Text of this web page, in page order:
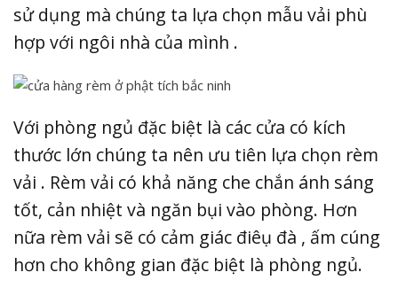
sử dụng mà chúng ta lựa chọn mẫu vải phù
hợp với ngôi nhà của mình .
Với phòng ngủ đặc biệt là các cửa có kích
thước lớn chúng ta nên ưu tiên lựa chọn rèm
vải . Rèm vải có khả năng che chắn ánh sáng
tốt, cản nhiệt và ngăn bụi vào phòng. Hơn
nữa rèm vải sẽ có cảm giác điêụ đà , ấm cúng
hơn cho không gian đặc biệt là phòng ngủ.